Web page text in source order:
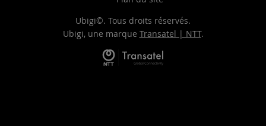
Ubigi©. Tous droits réservés.
Ubigi, une marque Transatel | NTT.